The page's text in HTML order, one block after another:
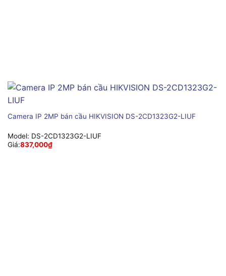
Camera IP 2MP bán cầu HIKVISION DS-2CD1323G2-LIUF
Model: DS-2CD1323G2-LIUF
Giá:837,000₫